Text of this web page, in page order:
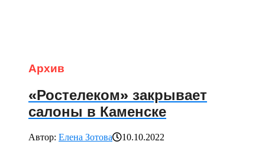
Архив
«Ростелеком» закрывает
салоны в Каменске
Автор: Елена Зотова
10.10.2022